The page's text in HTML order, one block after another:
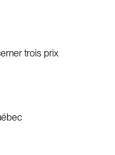
trois prix